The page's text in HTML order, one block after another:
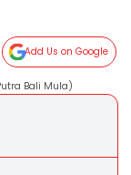
Add Us on Google
Bali Mula)